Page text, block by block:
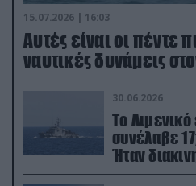
15.07.2026 | 16:03
Aυτές είναι οι πέντε
ναυτικές δυνάμεις
30.06.2026
Το Λιμενικό
συνέλαβε
Ήταν
μεταναστών